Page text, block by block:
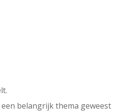
belangrijk thema